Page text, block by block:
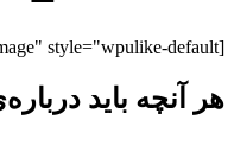
[wp_ulike button_type="image" style="wpulike-default"]
هر آنچه باید